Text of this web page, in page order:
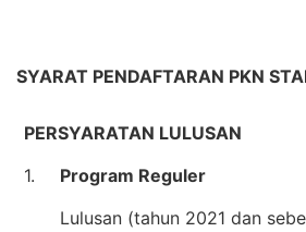
SYARAT PENDAFTARAN PKN
PERSYARATAN LULUSAN
1.
Program Reguler
Lulusan (tahun 2021 dan